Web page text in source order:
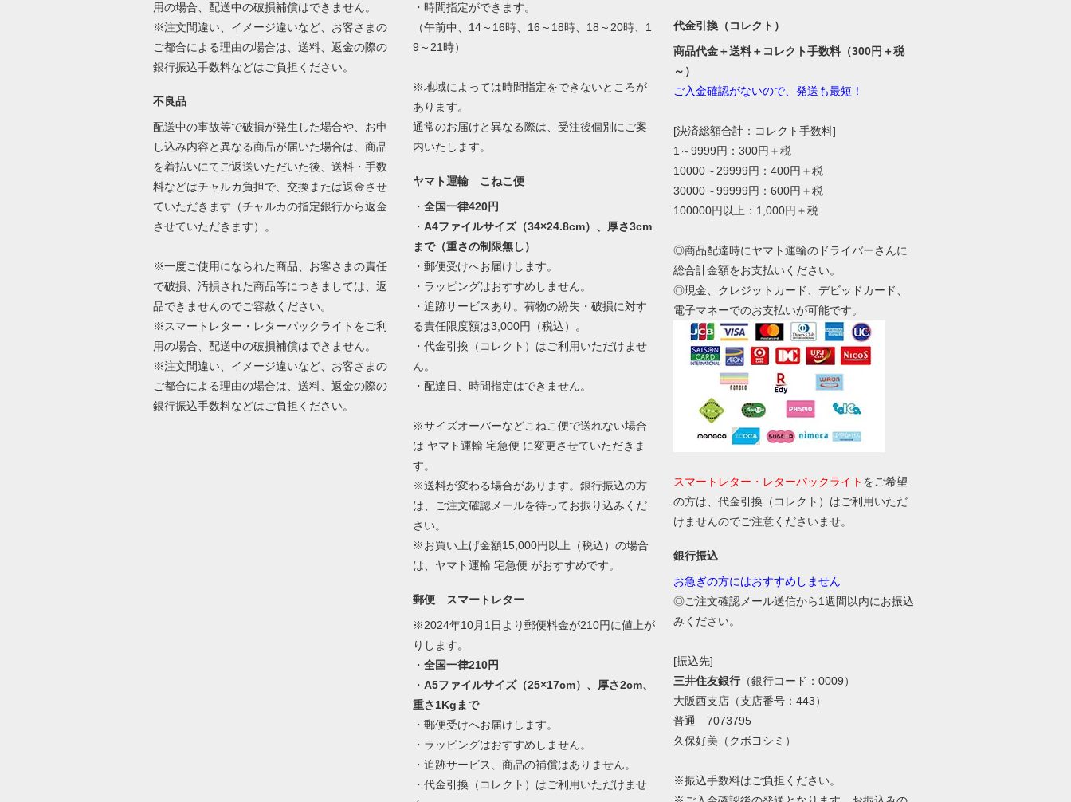
用の場合、配送中の破損補償はできません。
※注文間違い、イメージ違いなど、お客さまの
ご都合による理由の場合は、送料、返金の際の
銀行振込手数料などはご負担ください。
不良品
配送中の事故等で破損が発生した場合や、お申
し込み内容と異なる商品が届いた場合は、商品
を着払いにてご返送いただいた後、送料・手数
料などはチャルカ負担で、交換または返金させ
ていただきます（チャルカの指定銀行から返金
させていただきます）。
※一度ご使用になられた商品、お客さまの責任
で破損、汚損された商品等につきましては、返
品できませんのでご容赦ください。
※スマートレター・レターパックライトをご利
用の場合、配送中の破損補償はできません。
※注文間違い、イメージ違いなど、お客さまの
ご都合による理由の場合は、送料、返金の際の
銀行振込手数料などはご負担ください。
・時間指定ができます。
（午前中、14～16時、16～18時、18～20時、1
9～21時）
※地域によっては時間指定をできないところが
あります。
通常のお届けと異なる際は、受注後個別にご案
内いたします。
ヤマト運輸 こねこ便
・全国一律420円
・A4ファイルサイズ（34×24.8cm）、厚さ3cm
まで（重さの制限無し）
・郵便受けへお届けします。
・ラッピングはおすすめしません。
・追跡サービスあり。荷物の紛失・破損に対す
る責任限度額は3,000円（税込）。
・代金引換（コレクト）はご利用いただけませ
ん。
・配達日、時間指定はできません。
※サイズオーバーなどこねこ便で送れない場合
は ヤマト運輸 宅急便 に変更させていただきま
す。
※送料が変わる場合があります。銀行振込の方
は、ご注文確認メールを待ってお振り込みくだ
さい。
※お買い上げ金額15,000円以上（税込）の場合
は、ヤマト運輸 宅急便 がおすすめです。
郵便 スマートレター
※2024年10月1日より郵便料金が210円に値上が
りします。
・全国一律210円
・A5ファイルサイズ（25×17cm）、厚さ2cm、
重さ1Kgまで
・郵便受けへお届けします。
・ラッピングはおすすめしません。
・追跡サービス、商品の補償はありません。
・代金引換（コレクト）はご利用いただけませ
代金引換（コレクト）
商品代金＋送料＋コレクト手数料（300円＋税
～）
ご入金確認がないので、発送も最短！
[決済総額合計：コレクト手数料]
1～9999円：300円＋税
10000～29999円：400円＋税
30000～99999円：600円＋税
100000円以上：1,000円＋税
◎商品配達時にヤマト運輸のドライバーさんに
総合計金額をお支払いください。
◎現金、クレジットカード、デビッドカード、
電子マネーでのお支払いが可能です。
スマートレター・レターパックライト をご希望
の方は、代金引換（コレクト）はご利用いただ
けませんのでご注意くださいませ。
銀行振込
お急ぎの方にはおすすめしません
◎ご注文確認メール送信から1週間以内にお振込
みください。
[振込先]
三井住友銀行（銀行コード：0009）
大阪西支店（支店番号：443）
普通 7073795
久保好美（クボヨシミ）
※振込手数料はご負担ください。